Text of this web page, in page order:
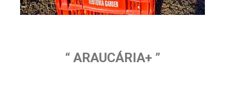
“ ARAUCÁRIA+ ”